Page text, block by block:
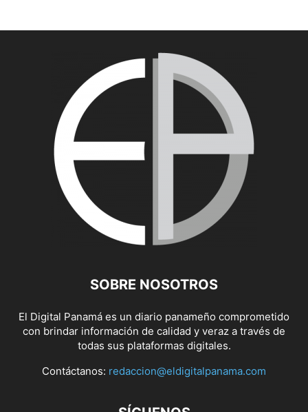
SOBRE NOSOTROS
El Digital Panamá es un diario panameño comprometido
con brindar información de calidad y veraz a través de
todas sus plataformas digitales.
Contáctanos: redaccion@eldigitalpanama.com